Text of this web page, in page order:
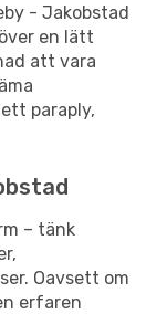
- Jakobstad
en lätt
att vara
paraply,
– tänk
Oavsett om
erfaren